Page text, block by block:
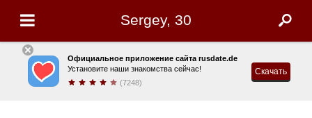
Sergey, 30
Официальное приложение сайта rusdate.de
Установите наши знакомства сейчас!
(7248)
Скачать